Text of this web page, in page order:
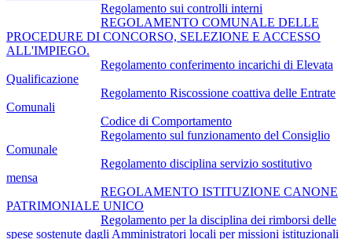
Regolamento sui controlli interni
REGOLAMENTO COMUNALE DELLE
PROCEDURE DI CONCORSO, SELEZIONE E ACCESSO
ALL'IMPIEGO.
Regolamento conferimento incarichi di Elevata
Qualificazione
Regolamento Riscossione coattiva delle Entrate
Comunali
Codice di Comportamento
Regolamento sul funzionamento del Consiglio
Comunale
Regolamento disciplina servizio sostitutivo
mensa
REGOLAMENTO ISTITUZIONE CANONE
PATRIMONIALE UNICO
Regolamento per la disciplina dei rimborsi delle
spese sostenute dagli Amministratori locali per missioni istituzionali